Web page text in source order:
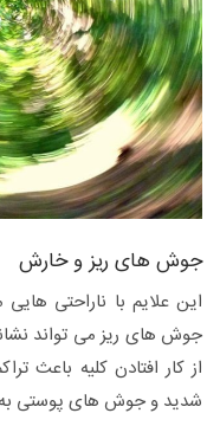
جوش های ریز و خارش
این علایم با ناراحتی
جوش های ریز می تواند
از کار افتادن کلیه باعث
شدید و جوش های پوستی